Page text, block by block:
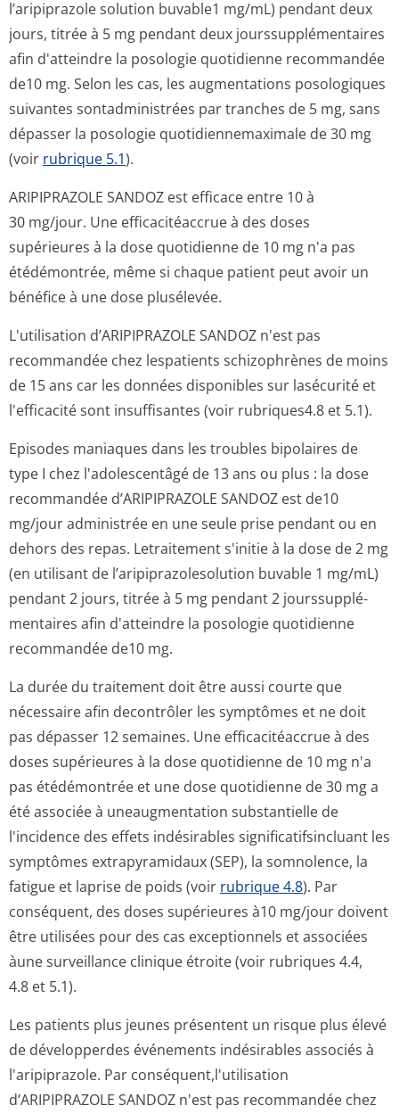
l’aripiprazole solution buvable1 mg/mL) pendant deux
jours, titrée à 5 mg pendant deux jourssupplémen­taires
afin d'atteindre la posologie quotidienne recommandée
de10 mg. Selon les cas, les augmentations posologiques
suivantes sontadministrées par tranches de 5 mg, sans
dépasser la posologie quotidiennemaximale de 30 mg
(voir rubrique 5.1).
ARIPIPRAZOLE SANDOZ est efficace entre 10 à
30 mg/jour. Une efficacitéaccrue à des doses
supérieures à la dose quotidienne de 10 mg n'a pas
étédémontrée, même si chaque patient peut avoir un
bénéfice à une dose plusélevée.
L'utilisation d’ARIPIPRAZOLE SANDOZ n'est pas
recommandée chez lespatients schizophrènes de moins
de 15 ans car les données disponibles sur lasécurité et
l'efficacité sont insuffisantes (voir rubriques4.8 et 5­.1).
Episodes maniaques dans les troubles bipolaires de
type I chez l'adolescentâgé de 13 ans ou plus : la dose
recommandée d’ARIPIPRAZOLE SANDOZ est de10
mg/jour administrée en une seule prise pendant ou en
dehors des repas. Letraitement s'initie à la dose de 2 mg
(en utilisant de l’aripiprazole­solution buvable 1 mg/mL)
pendant 2 jours, titrée à 5 mg pendant 2 jourssupplé­
mentaires afin d'atteindre la posologie quotidienne
recommandée de10 mg.
La durée du traitement doit être aussi courte que
nécessaire afin decontrôler les symptômes et ne doit
pas dépasser 12 semaines. Une efficacitéaccrue à des
doses supérieures à la dose quotidienne de 10 mg n'a
pas étédémontrée et une dose quotidienne de 30 mg a
été associée à uneaugmentation substantielle de
l'incidence des effets indésirables significatifsin­cluant les
symptômes extrapyramidaux (SEP), la somnolence, la
fatigue et laprise de poids (voir rubrique 4.8). Par
conséquent, des doses supérieures à10 mg/jour doivent
être utilisées pour des cas exceptionnels et associées
àune surveillance clinique étroite (voir rubriques 4.4,
4.8 et 5.1).
Les patients plus jeunes présentent un risque plus élevé
de développerdes événements indésirables associés à
l'aripiprazole. Par conséquent,l'u­tilisation
d’ARIPIPRAZOLE SANDOZ n'est pas recommandée chez